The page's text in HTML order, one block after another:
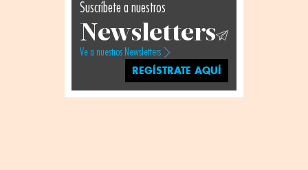
Suscríbete a nuestros
Newsletters
Ve a nuestros Newsletters
REGÍSTRATE AQUÍ